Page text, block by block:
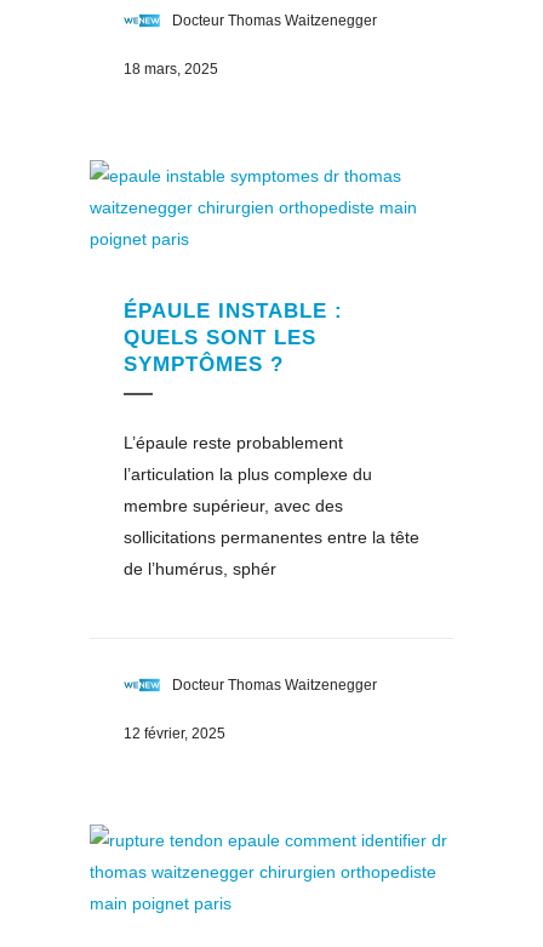
Docteur Thomas Waitzenegger
18 mars, 2025
ÉPAULE INSTABLE :
QUELS SONT LES
SYMPTÔMES ?
L’épaule reste probablement
l’articulation la plus complexe du
membre supérieur, avec des
sollicitations permanentes entre la tête
de l’humérus, sphér
Docteur Thomas Waitzenegger
12 février, 2025